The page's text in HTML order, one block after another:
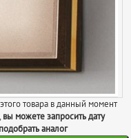
товара в данный момент
вы можете запросить дату
аналог